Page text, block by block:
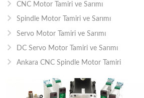
CNC Motor Tamiri ve Sarımı
Spindle Motor Tamiri ve Sarımı
Servo Motor Tamiri ve Sarımı
DC Servo Motor Tamiri ve Sarımı
Ankara CNC Spindle Motor Tamiri